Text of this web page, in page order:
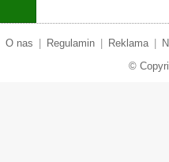
O nas Regulamin Reklama
©